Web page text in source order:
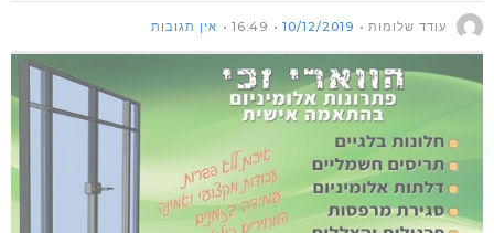
עודד שלומות 10/12/2019
16:49 אין תגובות